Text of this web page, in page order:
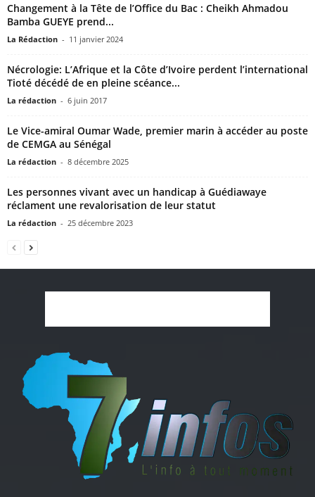
Changement à la Tête de l’Office du Bac : Cheikh Ahmadou
Bamba GUEYE prend...
La Rédaction - 11 janvier 2024
Nécrologie: L’Afrique et la Côte d’Ivoire perdent l’international
Tioté décédé de en pleine scéance...
La rédaction - 6 juin 2017
Le Vice-amiral Oumar Wade, premier marin à accéder au poste
de CEMGA au Sénégal
La rédaction - 8 décembre 2025
Les personnes vivant avec un handicap à Guédiawaye
réclament une revalorisation de leur statut
La rédaction - 25 décembre 2023